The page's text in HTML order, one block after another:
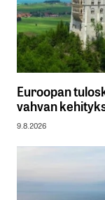
Euroopan
vahvan
9.8.2026